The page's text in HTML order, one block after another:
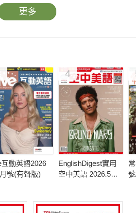
更多
互動英語2026
號(有聲版)
4
EnglishDigest實用
空中美語 2026.5月